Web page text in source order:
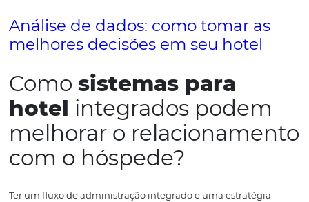
No entanto, isso só é possível quando você tem um
para hotelem que pode confiar todos os detalhes da
Alguns hotéis acreditam que, por contar com um
“moderno” e “tecnológico”, os colaboradores são
seu número pode ser consideravelmente reduzido.